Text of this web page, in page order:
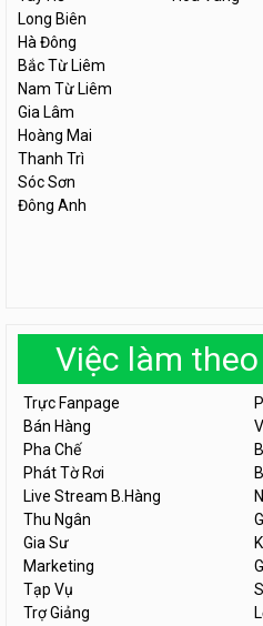
Long Biên
Hà Đông
Bắc Từ Liêm
Nam Từ Liêm
Gia Lâm
Hoàng Mai
Thanh Trì
Sóc Sơn
Đông Anh
Việc làm
Trực Fanpage
Bán Hàng
Pha Chế
Phát Tờ Rơi
Live Stream B.Hàng
Thu Ngân
Gia Sư
Marketing
Tạp Vụ
Trợ Giảng